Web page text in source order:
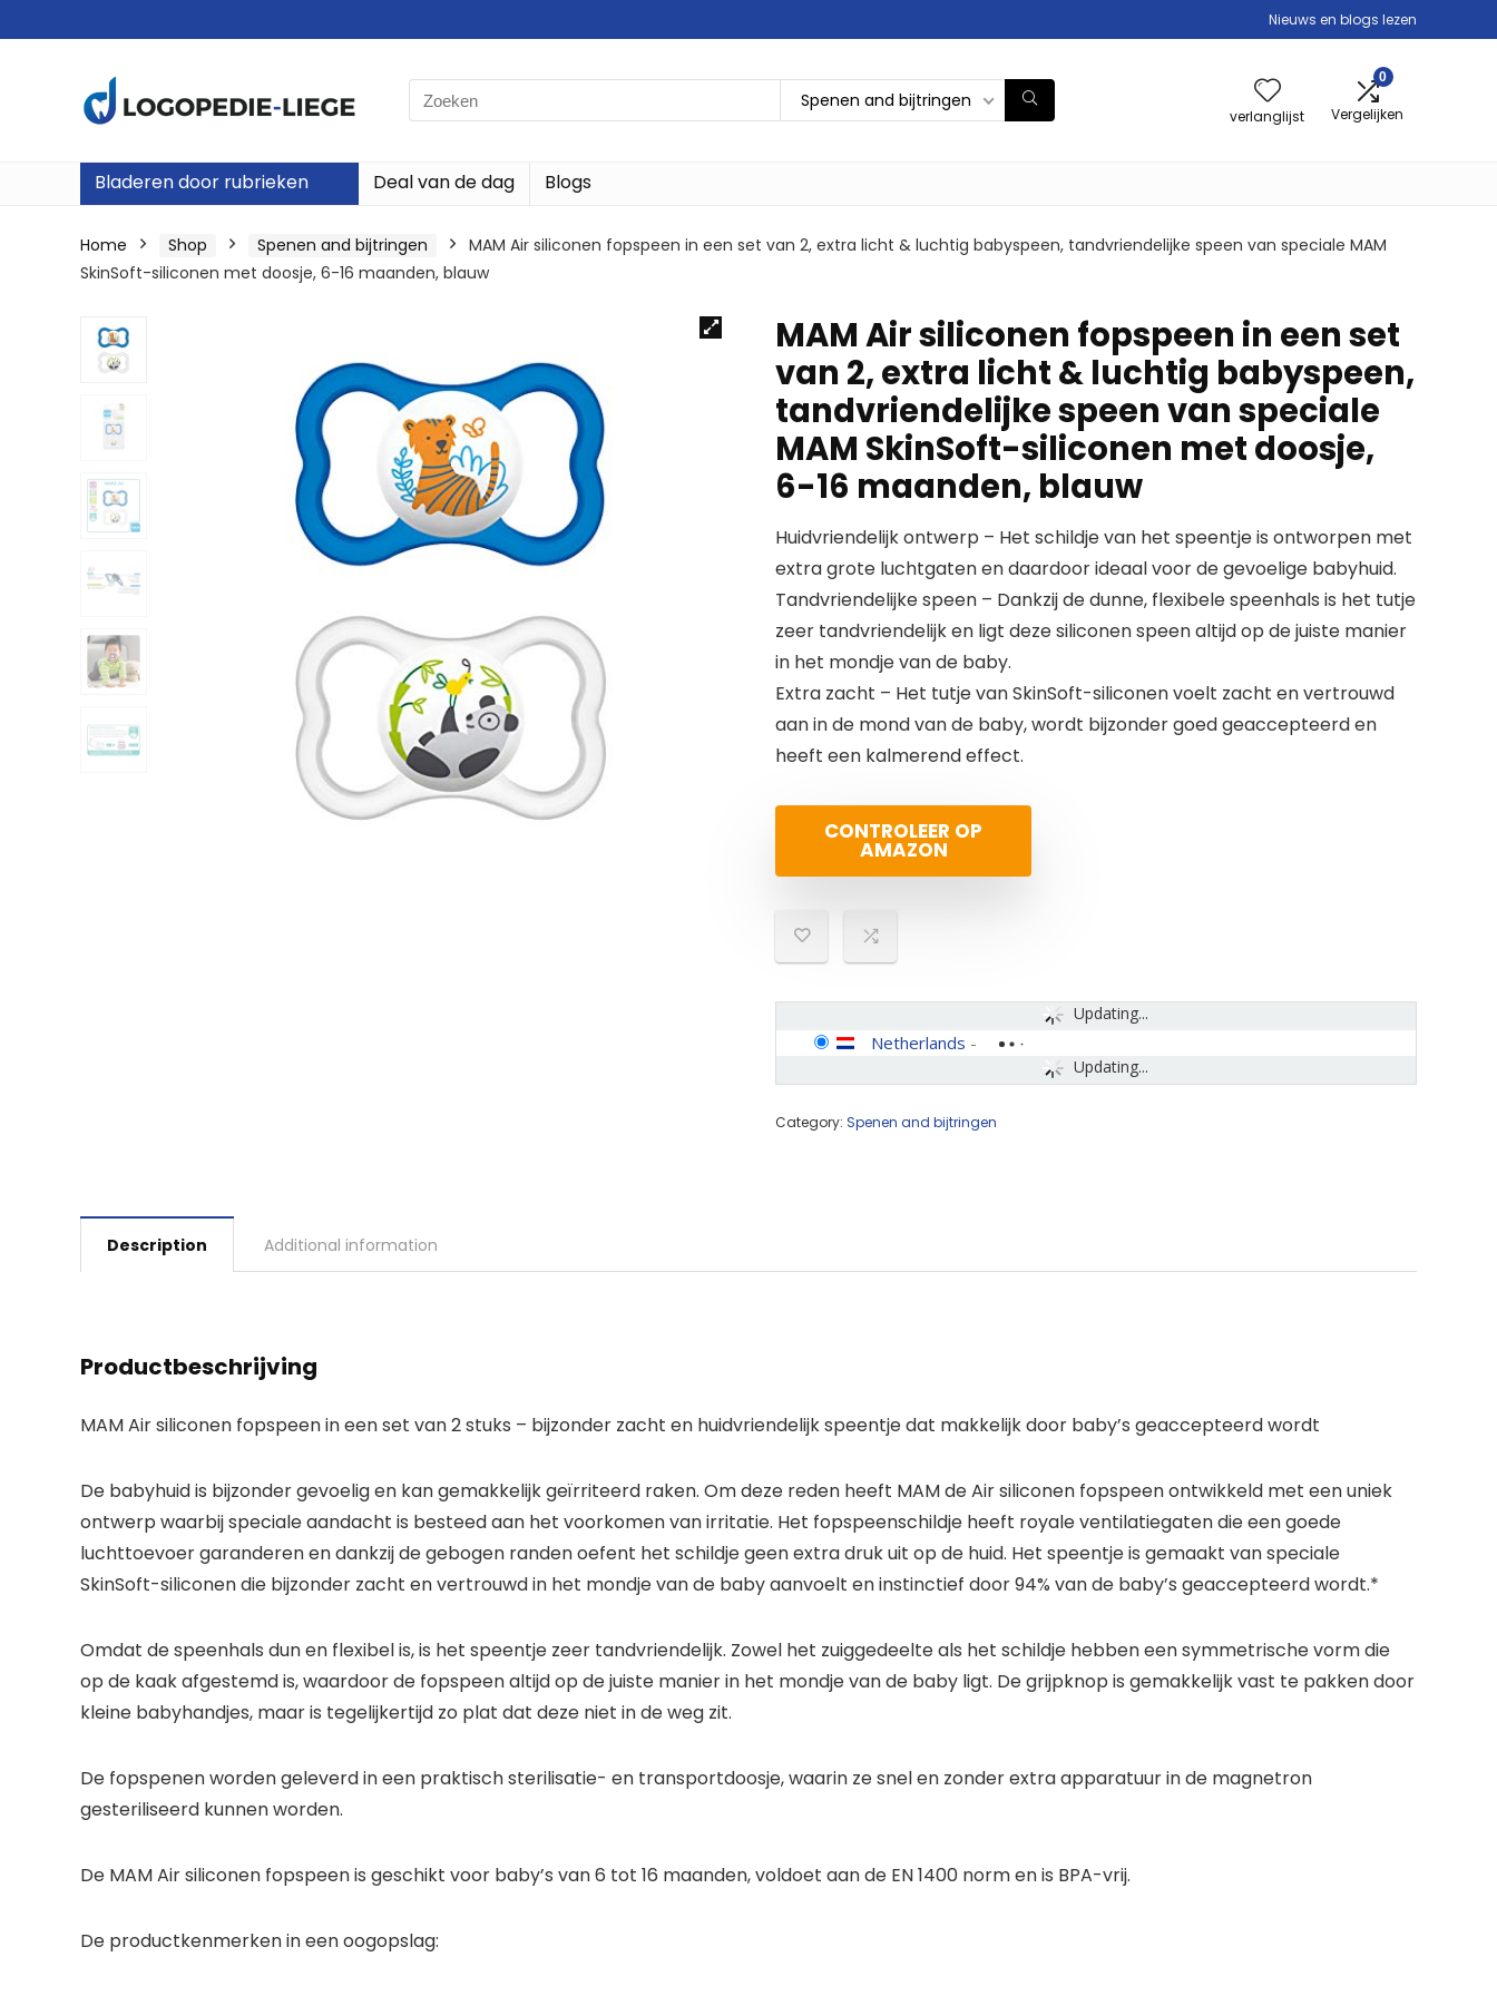
Nieuws en blogs lezen
Search
for:
Spenen and bijtringen
verlanglijst
0
Vergelijken
Bladeren door rubrieken Deal van de dag Blogs
Home Shop Spenen and bijtringen
MAM Air siliconen fopspeen in een set van 2, extra licht & luchtig babyspeen, tandvriendelijke speen van speciale MAM
SkinSoft-siliconen met doosje, 6-16 maanden, blauw
MAM Air siliconen fopspeen in een set
van 2, extra licht & luchtig babyspeen,
tandvriendelijke speen van speciale
MAM SkinSoft-siliconen met doosje,
6-16 maanden, blauw
Huidvriendelijk ontwerp – Het schildje van het speentje is ontworpen met
extra grote luchtgaten en daardoor ideaal voor de gevoelige babyhuid.
Tandvriendelijke speen – Dankzij de dunne, flexibele speenhals is het tutje
zeer tandvriendelijk en ligt deze siliconen speen altijd op de juiste manier
in het mondje van de baby.
Extra zacht – Het tutje van SkinSoft-siliconen voelt zacht en vertrouwd
aan in de mond van de baby, wordt bijzonder goed geaccepteerd en
heeft een kalmerend effect.
CONTROLEER OP
AMAZON
Updating...
Updating...
Netherlands -
Category: Spenen and bijtringen
Description Additional information
Productbeschrijving
MAM Air siliconen fopspeen in een set van 2 stuks – bijzonder zacht en huidvriendelijk speentje dat makkelijk door baby’s geaccepteerd wordt
De babyhuid is bijzonder gevoelig en kan gemakkelijk geïrriteerd raken. Om deze reden heeft MAM de Air siliconen fopspeen ontwikkeld met een uniek
ontwerp waarbij speciale aandacht is besteed aan het voorkomen van irritatie. Het fopspeenschildje heeft royale ventilatiegaten die een goede
luchttoevoer garanderen en dankzij de gebogen randen oefent het schildje geen extra druk uit op de huid. Het speentje is gemaakt van speciale
SkinSoft-siliconen die bijzonder zacht en vertrouwd in het mondje van de baby aanvoelt en instinctief door 94% van de baby’s geaccepteerd wordt.*
Omdat de speenhals dun en flexibel is, is het speentje zeer tandvriendelijk. Zowel het zuiggedeelte als het schildje hebben een symmetrische vorm die
op de kaak afgestemd is, waardoor de fopspeen altijd op de juiste manier in het mondje van de baby ligt. De grijpknop is gemakkelijk vast te pakken door
kleine babyhandjes, maar is tegelijkertijd zo plat dat deze niet in de weg zit.
De fopspenen worden geleverd in een praktisch sterilisatie- en transportdoosje, waarin ze snel en zonder extra apparatuur in de magnetron
gesteriliseerd kunnen worden.
De MAM Air siliconen fopspeen is geschikt voor baby’s van 6 tot 16 maanden, voldoet aan de EN 1400 norm en is BPA-vrij.
De productkenmerken in een oogopslag: